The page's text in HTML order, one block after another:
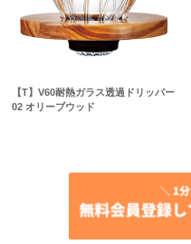
【T】V60耐熱ガラス透過ドリッパー
02 オリーブウッド